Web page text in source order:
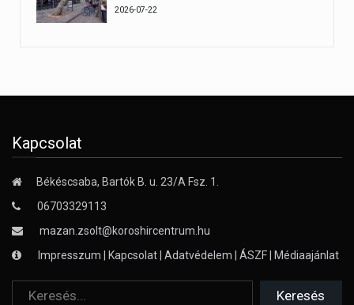
2026-07-22
Kapcsolat
Békéscsaba, Bartók B. u. 23/A Fsz. 1.
06703329113
mazan.zsolt@koroshircentrum.hu
Impresszum
Kapcsolat Adatvédelem ÁSZF Médiaajánlat